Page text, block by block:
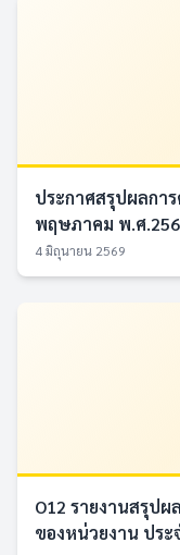
ประกาศสรุปผลกา
พฤษภาคม พ.ศ
4 มิถุนายน 2569
O12 รายงานสรุป
ของหน่วยงาน ปร